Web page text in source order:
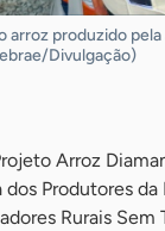
produzido
Divulgação)
Arroz
Produtores
Rurais